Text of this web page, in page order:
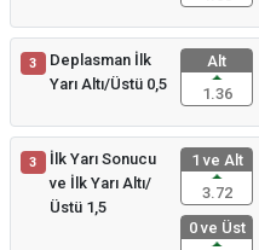
3
Deplasman İlk
Yarı Altı/Üstü 0,5
Alt
1.36
3
İlk Yarı Sonucu
ve İlk Yarı Altı/
Üstü 1,5
1 ve Alt
3.72
0 ve Üst